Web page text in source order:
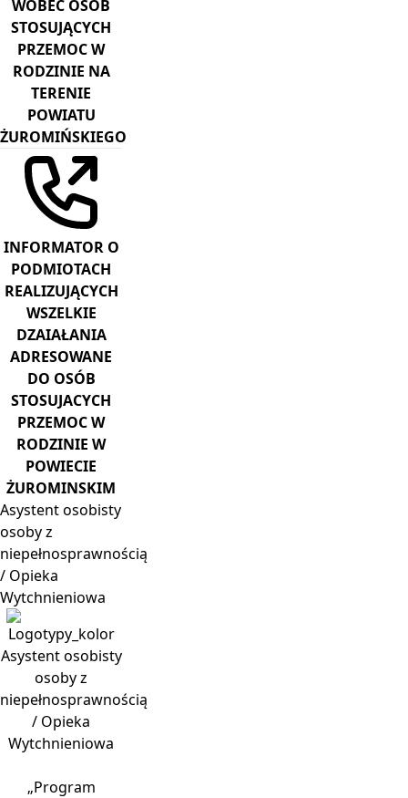
WOBEC OSÓB
STOSUJĄCYCH
PRZEMOC W
RODZINIE NA
TERENIE
POWIATU
ŻUROMIŃSKIEGO
INFORMATOR O
PODMIOTACH
REALIZUJĄCYCH
WSZELKIE
DZAIAŁANIA
ADRESOWANE
DO OSÓB
STOSUJACYCH
PRZEMOC W
RODZINIE W
POWIECIE
ŻUROMINSKIM
Asystentosobisty
osoby z
niepełnosprawnością
/ Opieka
Wytchnieniowa
Asystent osobisty
osoby z
niepełnosprawnością
/ Opieka
Wytchnieniowa
„Program